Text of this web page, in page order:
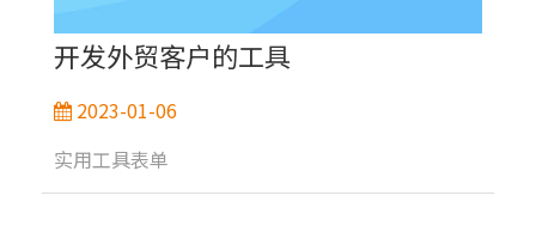
开发外贸客户的工具
2023-01-06
实用工具表单